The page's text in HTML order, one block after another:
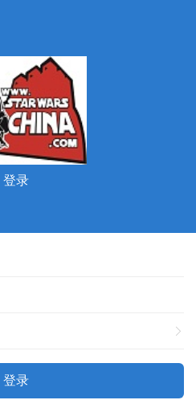
登录
登录